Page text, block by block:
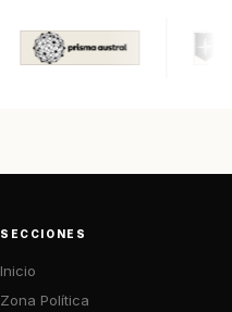
SECCIONES
Inicio
Zona Política